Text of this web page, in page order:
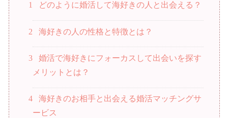
1 どのように婚活して海好きの人と出会える？
2 海好きの人の性格と特徴とは？
3
婚活で海好きにフォーカスして出会いを探す
メリットとは？
4
海好きのお相手と出会える婚活マッチングサ
ービス